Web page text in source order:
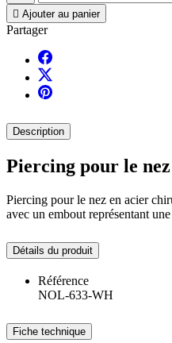
 Ajouter au panier
Partager
Description
Piercing pour le
Piercing pour le nez en acier
avec un embout représentant
Détails du produit
Référence
NOL-633-WH
Fiche technique